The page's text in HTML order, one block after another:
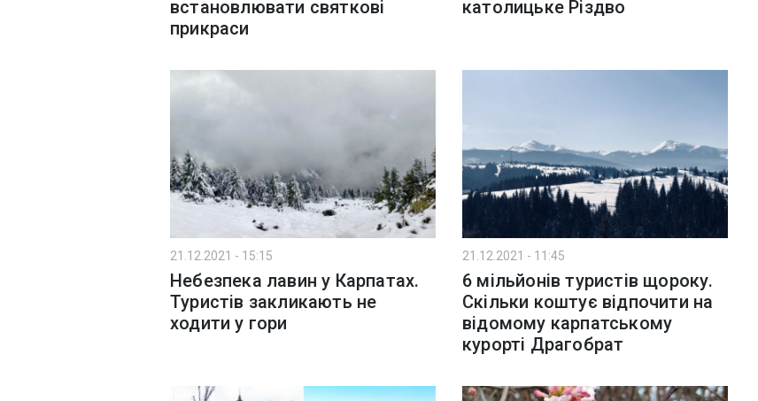
встановлювати святкові
прикраси
католицьке Різдво
21.12.2021 - 15:15
Небезпека лавин у Карпатах.
Туристів закликають не
ходити у гори
21.12.2021 - 11:45
6 мільйонів туристів щороку.
Скільки коштує відпочити на
відомому карпатському
курорті Драгобрат